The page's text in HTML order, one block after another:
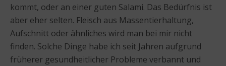
kommt, oder an einer guten Salami. Das Bedürfnis ist
aber eher selten. Fleisch aus Massentierhaltung,
Aufschnitt oder ähnliches wird man bei mir nicht
finden. Solche Dinge habe ich seit Jahren aufgrund
früherer gesundheitlicher Probleme verbannt und